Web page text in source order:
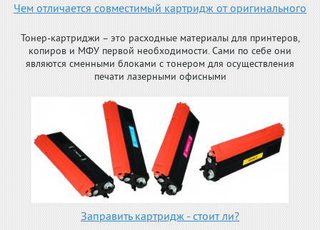
Чем отличается совместимый картридж от оригинального
Тонер-картриджи – это расходные материалы для принтеров,
копиров и МФУ первой необходимости. Сами по себе они
являются сменными блоками с тонером для осуществления
печати лазерными офисными
Заправить картридж - стоит ли?